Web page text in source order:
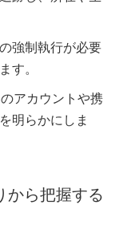
強制執行が必要
す。
アカウントや携
明らかにしま
から把握する